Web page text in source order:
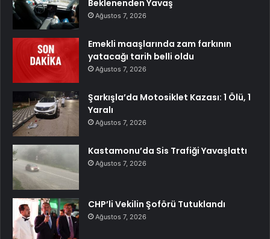
Beklenenden Yavaş
Ağustos 7, 2026
Emekli maaşlarında zam farkının
yatacağı tarih belli oldu
Ağustos 7, 2026
Şarkışla’da Motosiklet Kazası: 1 Ölü, 1
Yaralı
Ağustos 7, 2026
Kastamonu’da Sis Trafiği Yavaşlattı
Ağustos 7, 2026
CHP’li Vekilin Şoförü Tutuklandı
Ağustos 7, 2026